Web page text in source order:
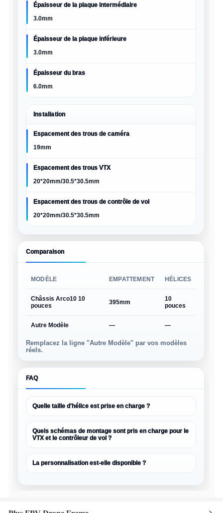
Épaisseur de la plaque intermédiaire
3.0mm
Épaisseur de la plaque inférieure
3.0mm
Épaisseur du bras
6.0mm
Installation
Espacement des trous de caméra
19mm
Espacement des trous VTX
20*20mm/30.5*30.5mm
Espacement des trous de contrôle de vol
20*20mm/30.5*30.5mm
Comparaison
MODÈLE EMPATTEMENT HÉLICES
Châssis Arco10 10
pouces
395mm
10
pouces
Autre Modèle — —
Remplacez la ligne "Autre Modèle" par vos modèles
réels.
FAQ
Quelle taille d'hélice est prise en charge ?
Quels schémas de montage sont pris en charge pour le
VTX et le contrôleur de vol ?
La personnalisation est-elle disponible ?